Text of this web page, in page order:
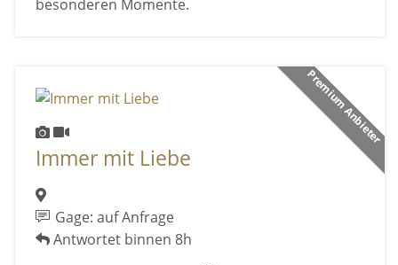
besonderen Momente.
Premium Anbieter
Immer mit Liebe
Gage: auf Anfrage
Antwortet binnen 8h